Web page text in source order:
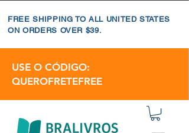
FREE SHIPPING TO ALL UNITED STATES
ON ORDERS OVER $39.
USE O CÓDIGO:
QUEROFRETEFREE